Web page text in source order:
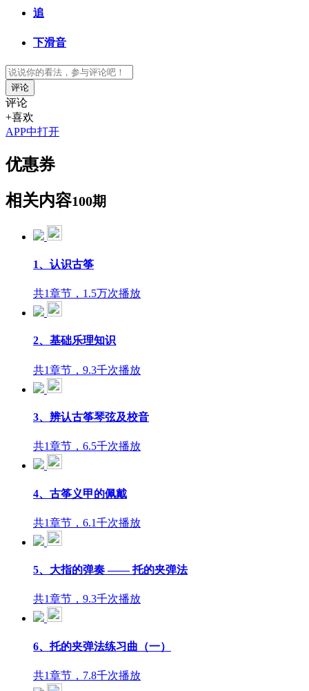
追
下滑音
评论
评论
+喜欢
APP中打开
优惠券
相关内容100期
1、认识古筝
共1章节，1.5万次播放
2、基础乐理知识
共1章节，9.3千次播放
3、辨认古筝琴弦及校音
共1章节，6.5千次播放
4、古筝义甲的佩戴
共1章节，6.1千次播放
5、大指的弹奏 —— 托的夹弹法
共1章节，9.3千次播放
6、托的夹弹法练习曲（一）
共1章节，7.8千次播放